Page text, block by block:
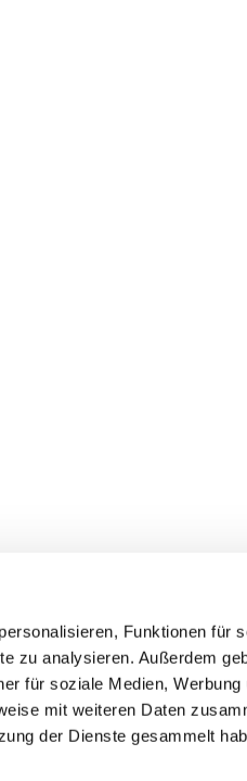
Funktionen für
zu analysieren. Außerdem
für soziale Medien, Werbung
mit weiteren Daten
der Dienste gesammelt
63430